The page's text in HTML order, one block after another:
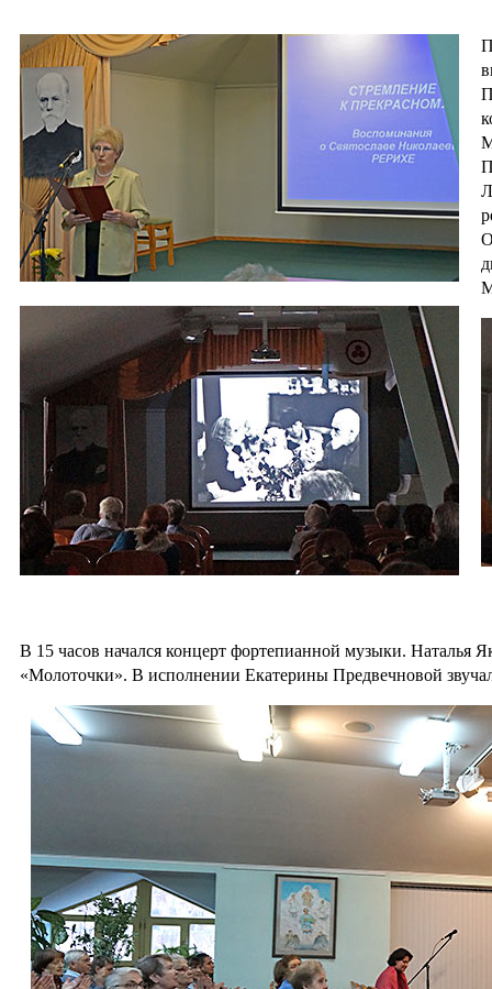
В 15 часов начался концерт фортепианной музыки. Наталья
«Молоточки». В исполнении Екатерины Предвечновой